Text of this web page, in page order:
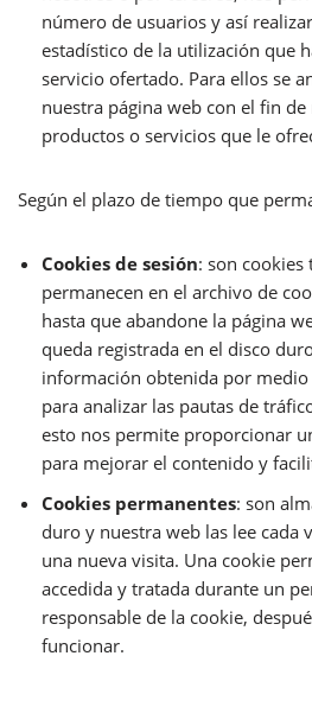
número de usuarios y así
estadístico de la utilización que
servicio ofertado. Para ellos se
nuestra página web con el fin
productos o servicios que le
Según el plazo de tiempo que
Cookies de sesión: son cookies
permanecen en el archivo de
hasta que abandone la página
queda registrada en el disco
información obtenida por medio
para analizar las pautas de
esto nos permite proporcionar
para mejorar el contenido y
Cookies permanentes: son
duro y nuestra web las lee cada
una nueva visita. Una cookie
accedida y tratada durante un
responsable de la cookie,
funcionar.